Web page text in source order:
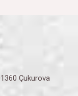
Çukurova